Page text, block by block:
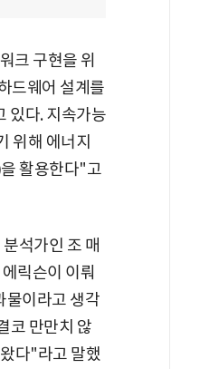
크 구현을 위
드웨어 설계를
있다. 지속가능
위해 에너지
활용한다"고
석가인 조 매
릭슨이 이뤄
물이라고 생각
코 만만치 않
다"라고 말했